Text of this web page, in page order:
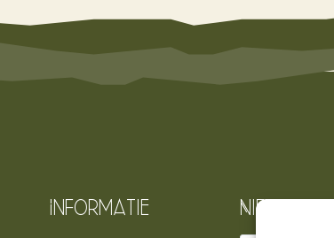
Informatie